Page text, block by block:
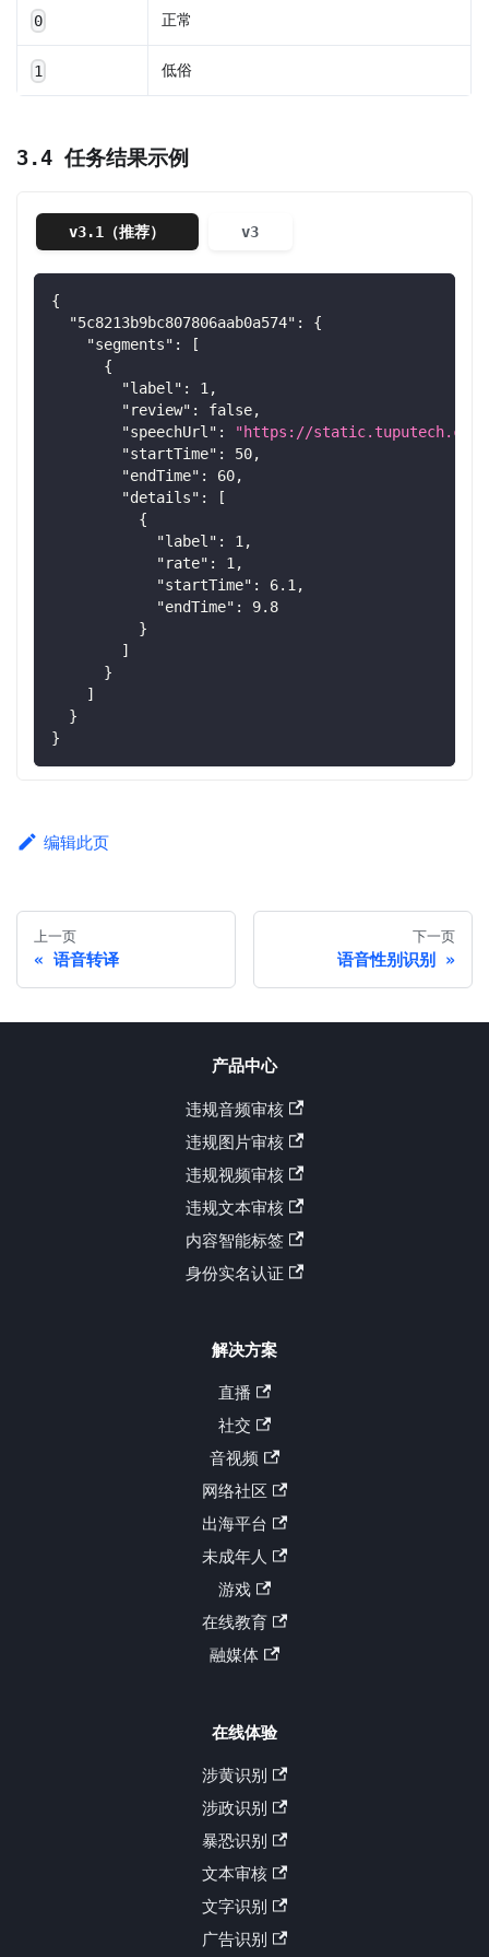
0 正常
1 低俗
3.4 任务结果示例
v3.1（推荐） v3
{
"5c8213b9bc807806aab0a574" :
{
"segments" :
[
{
"label" : 1,
"review" : false,
"speechUrl" :
"https://static.tuputech.com/
"startTime" : 50,
"endTime" : 60,
"details" :
[
{
"label" : 1,
"rate" : 1,
"startTime" : 6.1,
"endTime" :
9.8
}
]
}
]
}
}
编辑此页
上一页
语音转译
下一页
语音性别识别
产品中心
违规音频审核
违规图片审核
违规视频审核
违规文本审核
内容智能标签
身份实名认证
解决方案
直播
社交
音视频
网络社区
出海平台
未成年人
游戏
在线教育
融媒体
在线体验
涉黄识别
涉政识别
暴恐识别
文本审核
文字识别
广告识别